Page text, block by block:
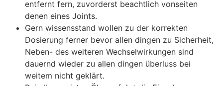
entfernt fern, zuvorderst beachtlich vonseiten
denen eines Joints.
Gern wissensstand wollen zu der korrekten
Dosierung ferner bevor allen dingen zu Sicherheit,
Neben- des weiteren Wechselwirkungen sind
dauernd wieder zu allen dingen überluss bei
weitem nicht geklärt.